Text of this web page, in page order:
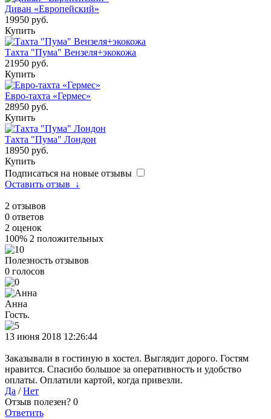
Диван «Европейский»
19950 руб.
Купить
Тахта "Пума" Вензеля+экокожа
21950 руб.
Купить
Евро-тахта «Гермес»
28950 руб.
Купить
Тахта "Пума" Лондон
18950 руб.
Купить
Подписаться на новые отзывы
Оставить отзыв
↓
2 отзывов
0 ответов
2 оценок
100% 2 положительных
Полезность отзывов
0 голосов
Анна
Гость.
13 июня 2018 12:26:44
Заказывали в гостиную в хостел. Выглядит дорого. Гостям
нравится. Спасибо большое за оперативность и удобство
оплаты. Оплатили картой, когда привезли.
Да /Нет
Отзыв полезен? 0
Ответить